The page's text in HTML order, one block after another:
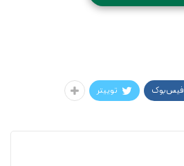
فیس‌بوک توییتر